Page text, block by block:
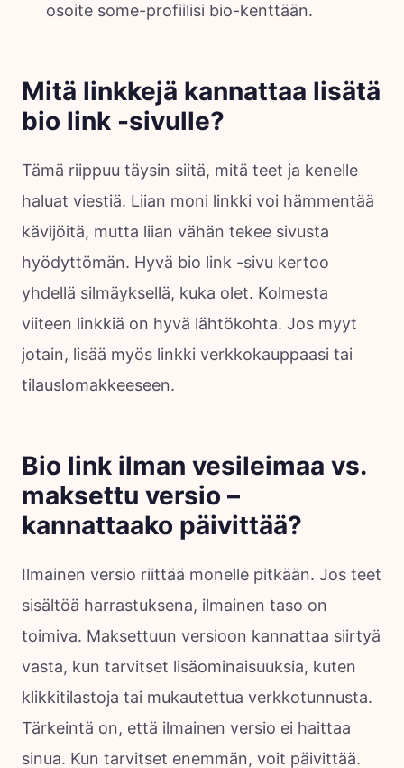
osoite some-profiilisi bio-kenttään.
Mitä linkkejä kannattaa lisätä
bio link -sivulle?
Tämä riippuu täysin siitä, mitä teet ja kenelle
haluat viestiä. Liian moni linkki voi hämmentää
kävijöitä, mutta liian vähän tekee sivusta
hyödyttömän. Hyvä bio link -sivu kertoo
yhdellä silmäyksellä, kuka olet. Kolmesta
viiteen linkkiä on hyvä lähtökohta. Jos myyt
jotain, lisää myös linkki verkkokauppaasi tai
tilauslomakkeeseen.
Bio link ilman vesileimaa vs.
maksettu versio –
kannattaako päivittää?
Ilmainen versio riittää monelle pitkään. Jos teet
sisältöä harrastuksena, ilmainen taso on
toimiva. Maksettuun versioon kannattaa siirtyä
vasta, kun tarvitset lisäominaisuuksia, kuten
klikkitilastoja tai mukautettua verkkotunnusta.
Tärkeintä on, että ilmainen versio ei haittaa
sinua. Kun tarvitset enemmän, voit päivittää.